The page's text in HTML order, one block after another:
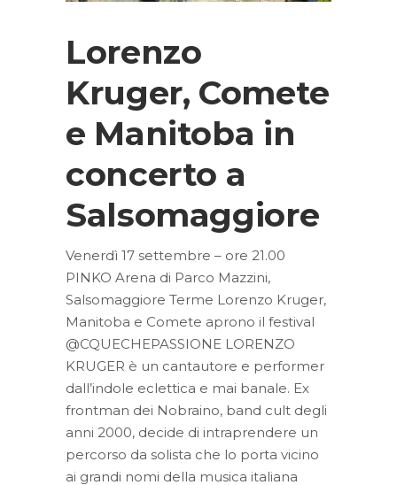
Lorenzo
Kruger, Comete
e Manitoba in
concerto a
Salsomaggiore
Venerdì 17 settembre – ore 21.00
PINKO Arena di Parco Mazzini,
Salsomaggiore Terme Lorenzo Kruger,
Manitoba e Comete aprono il festival
@CQUECHEPASSIONE LORENZO
KRUGER è un cantautore e performer
dall’indole eclettica e mai banale. Ex
frontman dei Nobraino, band cult degli
anni 2000, decide di intraprendere un
percorso da solista che lo porta vicino
ai grandi nomi della musica italiana